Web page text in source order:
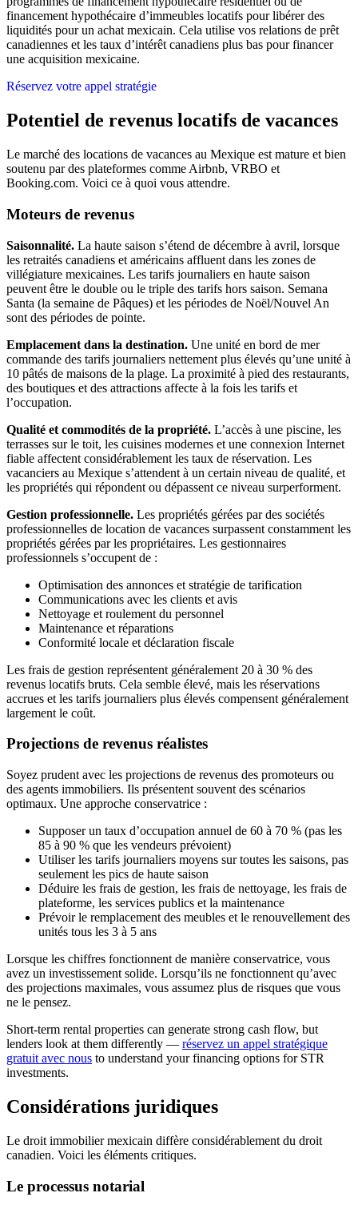
financement hypothécaire d’immeubles locatifs pour libérer des
liquidités pour un achat mexicain. Cela utilise vos relations de prêt
canadiennes et les taux d’intérêt canadiens plus bas pour financer
une acquisition mexicaine.
Réservez votre appel stratégie
Potentiel de revenus locatifs de vacances
Le marché des locations de vacances au Mexique est mature et bien
soutenu par des plateformes comme Airbnb, VRBO et
Booking.com. Voici ce à quoi vous attendre.
Moteurs de revenus
Saisonnalité. La haute saison s’étend de décembre à avril, lorsque
les retraités canadiens et américains affluent dans les zones de
villégiature mexicaines. Les tarifs journaliers en haute saison
peuvent être le double ou le triple des tarifs hors saison. Semana
Santa (la semaine de Pâques) et les périodes de Noël/Nouvel An
sont des périodes de pointe.
Emplacement dans la destination. Une unité en bord de mer
commande des tarifs journaliers nettement plus élevés qu’une unité à
10 pâtés de maisons de la plage. La proximité à pied des restaurants,
des boutiques et des attractions affecte à la fois les tarifs et
l’occupation.
Qualité et commodités de la propriété. L’accès à une piscine, les
terrasses sur le toit, les cuisines modernes et une connexion Internet
fiable affectent considérablement les taux de réservation. Les
vacanciers au Mexique s’attendent à un certain niveau de qualité, et
les propriétés qui répondent ou dépassent ce niveau surperforment.
Gestion professionnelle. Les propriétés gérées par des sociétés
professionnelles de location de vacances surpassent constamment les
propriétés gérées par les propriétaires. Les gestionnaires
professionnels s’occupent de :
Optimisation des annonces et stratégie de tarification
Communications avec les clients et avis
Nettoyage et roulement du personnel
Maintenance et réparations
Conformité locale et déclaration fiscale
Les frais de gestion représentent généralement 20 à 30 % des
revenus locatifs bruts. Cela semble élevé, mais les réservations
accrues et les tarifs journaliers plus élevés compensent généralement
largement le coût.
Projections de revenus réalistes
Soyez prudent avec les projections de revenus des promoteurs ou
des agents immobiliers. Ils présentent souvent des scénarios
optimaux. Une approche conservatrice :
Supposer un taux d’occupation annuel de 60 à 70 % (pas les
85 à 90 % que les vendeurs prévoient)
Utiliser les tarifs journaliers moyens sur toutes les saisons, pas
seulement les pics de haute saison
Déduire les frais de gestion, les frais de nettoyage, les frais de
plateforme, les services publics et la maintenance
Prévoir le remplacement des meubles et le renouvellement des
unités tous les 3 à 5 ans
Lorsque les chiffres fonctionnent de manière conservatrice, vous
avez un investissement solide. Lorsqu’ils ne fonctionnent qu’avec
des projections maximales, vous assumez plus de risques que vous
ne le pensez.
Short-term rental properties can generate strong cash flow, but
lenders look at them differently — réservez un appel stratégique
gratuit avec nous to understand your financing options for STR
investments.
Considérations juridiques
Le droit immobilier mexicain diffère considérablement du droit
canadien. Voici les éléments critiques.
Le processus notarial